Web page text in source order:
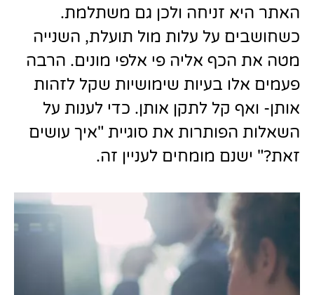
האתר היא זניחה ולכן גם משתלמת.
כשחושבים על עלות מול תועלת, השנייה
מטה את הכף אליה פי אלפי מונים. הרבה
פעמים אלו בעיות שימושיות שקל לזהות
אותן- ואף קל לתקן אותן. כדי לענות על
השאלות הפותרות את סוגיית "איך עושים
זאת?" ישנם מומחים לעניין זה.